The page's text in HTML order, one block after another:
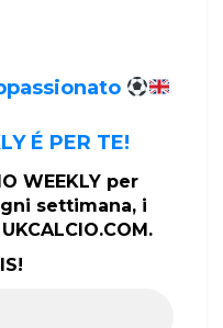
É PER TE!
WEEKLY per
settimana, i